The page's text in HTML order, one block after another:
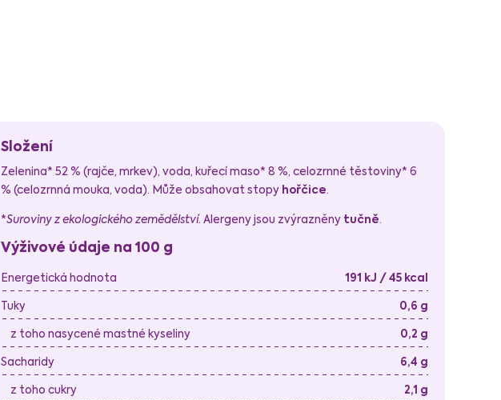
Složení
Zelenina* 52 % (rajče, mrkev), voda, kuřecí maso* 8 %, celozrnné těstoviny* 6
% (celozrnná mouka, voda). Může obsahovat stopy hořčice.
*Suroviny z ekologického zemědělství. Alergeny jsou zvýrazněny tučně.
Výživové údaje na 100 g
Energetická hodnota
191 kJ / 45 kcal
Tuky
0,6 g
z toho nasycené mastné kyseliny
0,2 g
Sacharidy
6,4 g
z toho cukry
2,1 g